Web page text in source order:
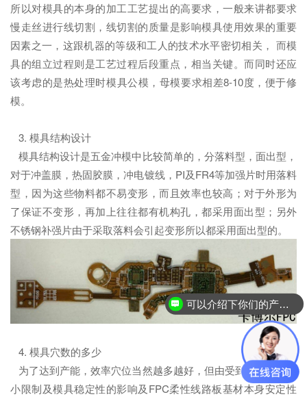
所以对模具的本身的加工工艺提出的高要求，一般来讲都要求
慢走丝进行线切割，线切割的质量是影响模具使用效果的重要
因素之一，这跟机器的等级和工人的技术水平密切相关， 而模
具的组立过程则是工艺过程后段重点，相当关键。而同时还应
该考虑的是热处理时模具公模，母模要求相差8-10度，便于修
模。
3. 模具结构设计
模具结构设计是五金冲模中比较简单的，分落料型，面出型，
对于冲盖膜，热固胶膜，冲电镀线，PI及FR4等加强片时用落料
型，因为这些物料都不易变形，而且效率也较高；对于外形为
了保证不变形，再加上往往都有机构孔，都采用面出型；另外
不锈钢补强片由于采取落料会引起变形所以都采用面出型的。
4. 模具穴数的多少
为了达到产能，效率穴位当然越多越好，但由受到冲床平台大
小限制及模具稳定性的影响及FPC柔性线路板基材本身安定性
可以介绍下你们的产品么？